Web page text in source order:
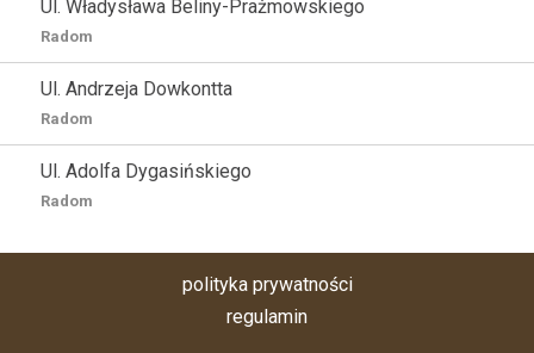
Ul. Władysława Beliny-Prażmowskiego
Radom
Ul. Andrzeja Dowkontta
Radom
Ul. Adolfa Dygasińskiego
Radom
polityka prywatności
regulamin